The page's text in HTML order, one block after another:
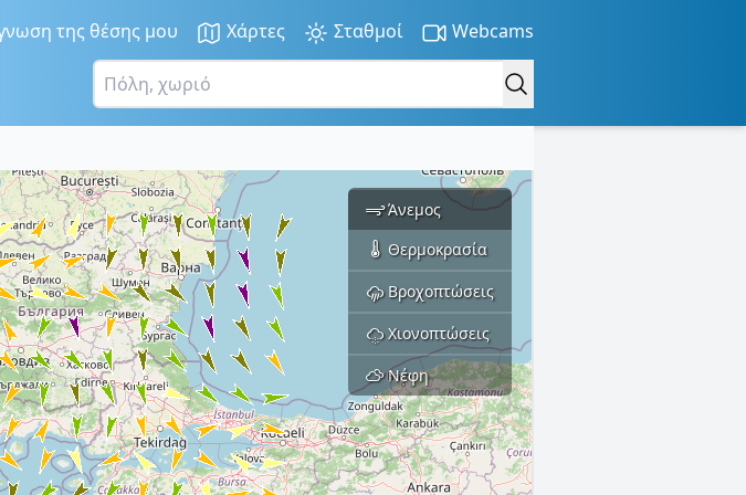
της θέσης μου Χάρτες Σταθμοί Webcams
Άνεμος
Θερμοκρασία
Βροχοπτώσεις
Χιονοπτώσεις
Νέφη